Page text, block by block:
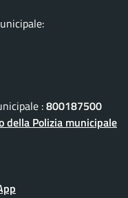
:800187500
della Polizia municipale